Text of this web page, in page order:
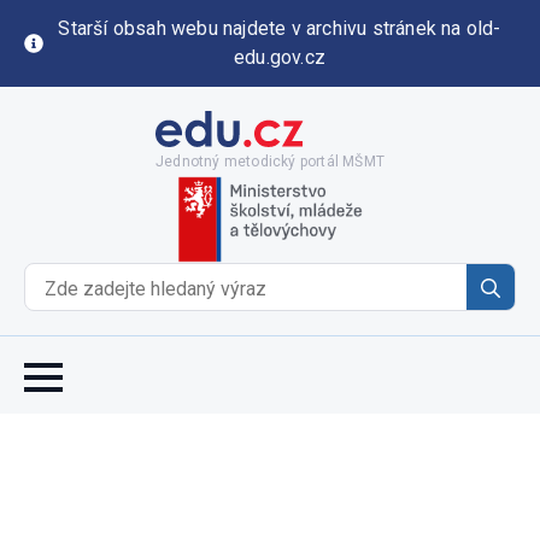
Starší obsah webu najdete v archivu stránek na old-
edu.gov.cz
Jednotný metodický portál MŠMT
for: